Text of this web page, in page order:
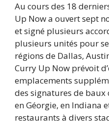
Au cours des 18
Up Now a ouvert sept
et signé plusieurs
plusieurs unités pour
régions de Dallas,
Curry Up Now prévoit
emplacements
des signatures de baux
en Géorgie, en Indiana
restaurants à divers